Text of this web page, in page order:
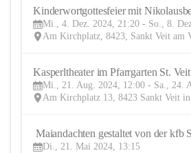
Kinderwortgottesfeier mit
Mi., 4. Dez. 2024, 21:20 - So., 8.
Kasperltheater im Pfarrgarten St.
Mi., 21. Aug. 2024, 12:00 - Sa., 24.
Maiandachten gestaltet von der kfb
Di., 21. Mai 2024, 13:15